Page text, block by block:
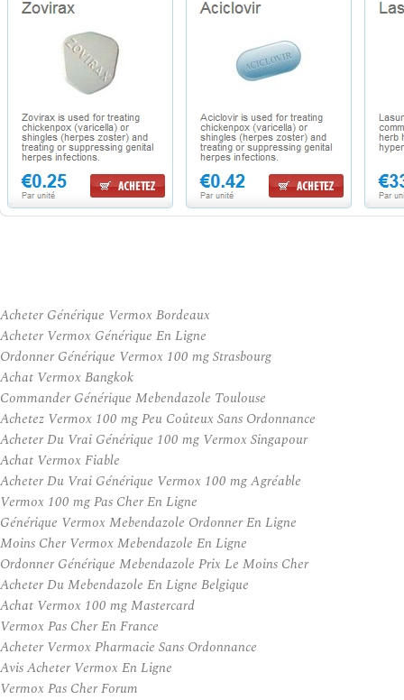
Acheter Générique Vermox Bordeaux
Acheter Vermox Générique En Ligne
Ordonner Générique Vermox 100 mg Strasbourg
Achat Vermox Bangkok
Commander Générique Mebendazole Toulouse
Achetez Vermox 100 mg Peu Coûteux Sans Ordonnance
Acheter Du Vrai Générique 100 mg Vermox Singapour
Achat Vermox Fiable
Acheter Du Vrai Générique Vermox 100 mg Agréable
Vermox 100 mg Pas Cher En Ligne
Générique Vermox Mebendazole Ordonner En Ligne
Moins Cher Vermox Mebendazole En Ligne
Ordonner Générique Mebendazole Prix Le Moins Cher
Acheter Du Mebendazole En Ligne Belgique
Achat Vermox 100 mg Mastercard
Vermox Pas Cher En France
Acheter Vermox Pharmacie Sans Ordonnance
Avis Acheter Vermox En Ligne
Vermox Pas Cher Forum